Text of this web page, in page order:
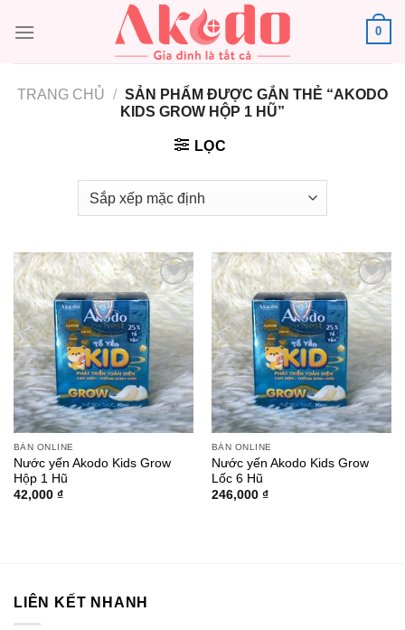
đến
0
TRANG CHỦ / SẢN PHẨM ĐƯỢC GẮN THẺ “AKODO
KIDS GROW HỘP 1 HŨ”
LỌC
Add to
BÁN ONLINE
Nước yến Akodo Kids Grow
Hộp 1 Hũ
42,000 ₫
Add to
BÁN ONLINE
Nước yến Akodo Kids Grow
Lốc 6 Hũ
246,000 ₫
LIÊN KẾT NHANH